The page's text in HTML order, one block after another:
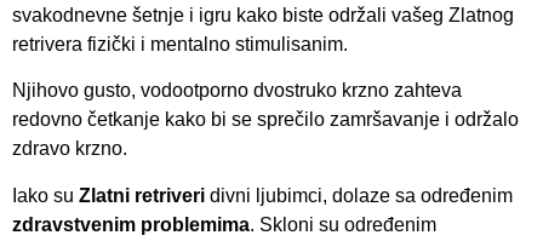
svakodnevne šetnje i igru kako biste održali vašeg Zlatnog
retrivera fizički i mentalno stimulisanim.
Njihovo gusto, vodootporno dvostruko krzno zahteva
redovno četkanje kako bi se sprečilo zamršavanje i održalo
zdravo krzno.
Iako su Zlatni retriveri divni ljubimci, dolaze sa određenim
zdravstvenim problemima. Skloni su određenim